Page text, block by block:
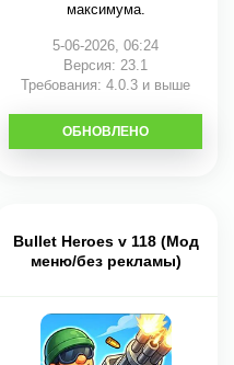
максимума.
5-06-2026, 06:24
Версия: 23.1
Требования: 4.0.3 и выше
СКАЧАТЬ
ОБНОВЛЕНО
Bullet Heroes v 118 (Мод
меню/без рекламы)